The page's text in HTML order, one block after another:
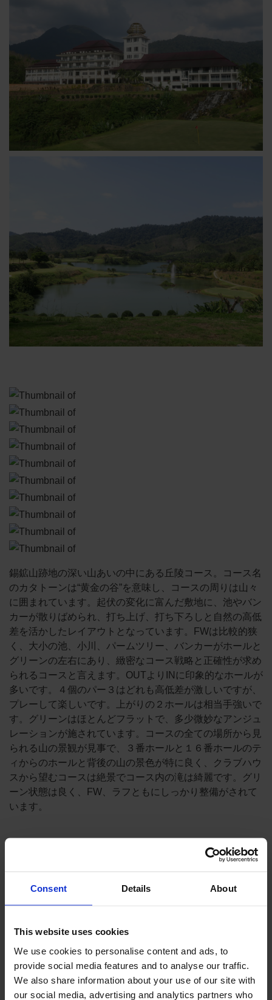
Consent Details About
This website uses cookies
We use cookies to personalise content and ads, to
provide social media features and to analyse our traffic.
We also share information about your use of our site with
our social media, advertising and analytics partners who
錫鉱山跡地の深い山あいの中にある丘陵コース。コース名
のカタトーンは“黄金の谷”を意味し、コースの周りは山々
に囲まれています。起伏の変化に富んだ敷地に、池やバン
カーが散りばめられ、打ち上げ、打ち下ろしと自然の高低
差を活かしたレイアウトとなっています。FWは比較的狭
く、大小の池、小川、パームツリー、バンカーがホールと
グリーンの左右にあり、緻密なコース戦略と正確性が求め
られるコースと言えます。OUTよりINに印象的なホールが
多いです。４個のパー３はどれも高低差が激しいですが、
プレーして楽しいです。上がりの２ホールは相当手強いで
す。グリーンはほとんどフラットで、多少微妙なアンジュ
レーションが施されています。コースの全ての場所から見
られる山の景観が見事で、３番ホールと１６番ホールのテ
ィからのホールと背後の山の景色が特に良く、クラブハウ
スから望むコースは絶景でコース内の滝は綺麗です。グリ
ーン状態は良く、FW、ラフともにしっかり整備がされて
います。
所在地 MAPで確認
7210ヤード パー72
コースレート